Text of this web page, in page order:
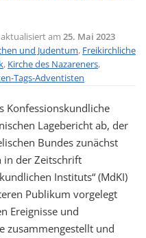
aktualisiert am 25. Mai 2023
und Judentum, Freikirchliche
, Kirche des Nazareners,
Tags-Adventisten
Konfessionskundliche
Lagebericht ab, der
Bundes zunächst
in der Zeitschrift
Instituts“ (MdKI)
Publikum vorgelegt
Ereignisse und
zusammengestellt und